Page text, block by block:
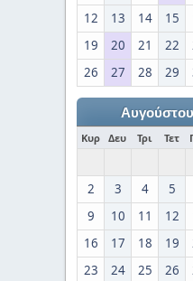
12
13 14 15
19
20 21 22
26
27 28 29
Κυρ Δευ Τρι Τετ
2
3 4 5
9
10 11 12
16
17 18 19
23
24 25 26